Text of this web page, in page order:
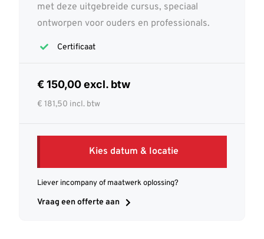
met deze uitgebreide cursus, speciaal
ontworpen voor ouders en professionals.
Certificaat
€ 150,00 excl. btw
€ 181,50 incl. btw
Kies datum & locatie
Liever incompany of maatwerk oplossing?
Vraag een offerte aan